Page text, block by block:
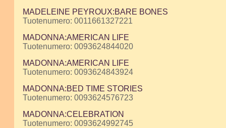
MADELEINE PEYROUX:BARE BONES
Tuotenumero: 0011661327221
MADONNA:AMERICAN LIFE
Tuotenumero: 0093624844020
MADONNA:AMERICAN LIFE
Tuotenumero: 0093624843924
MADONNA:BED TIME STORIES
Tuotenumero: 0093624576723
MADONNA:CELEBRATION
Tuotenumero: 0093624992745